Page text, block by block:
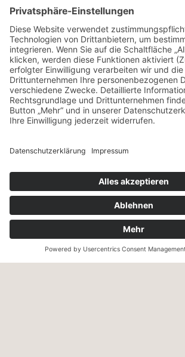
NEWSLETTER
ANMELDEN
VERSANDART &
Wir versenden innerhalb Deutschland mit
Wir akzeptieren Zahlung per Kreditkarte,
Lastschrift und Vorkasse sowie Zahlung
freigeschaltete Stammkunden).